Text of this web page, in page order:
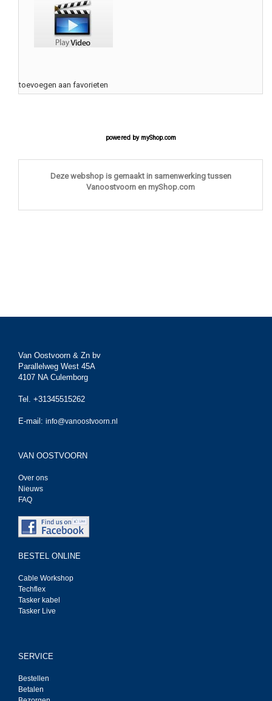
toevoegen aan favorieten
powered by myShop.com
Deze webshop is gemaakt in samenwerking tussen
Vanoostvoorn en myShop.com
Van Oostvoorn & Zn bv
Parallelweg West 45A
4107 NA Culemborg
Tel. +31345515262
E-mail: info@vanoostvoorn.nl
VAN OOSTVOORN
Over ons
Nieuws
FAQ
BESTEL ONLINE
Cable Workshop
Techflex
Tasker kabel
Tasker Live
SERVICE
Bestellen
Betalen